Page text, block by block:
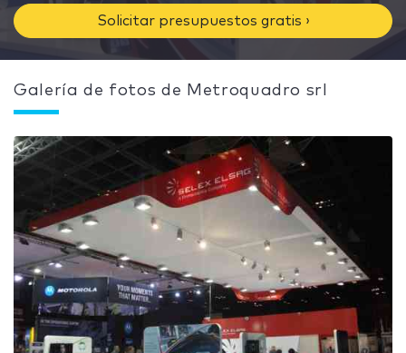
Solicitar presupuestos gratis ›
Galería de fotos de Metroquadro srl